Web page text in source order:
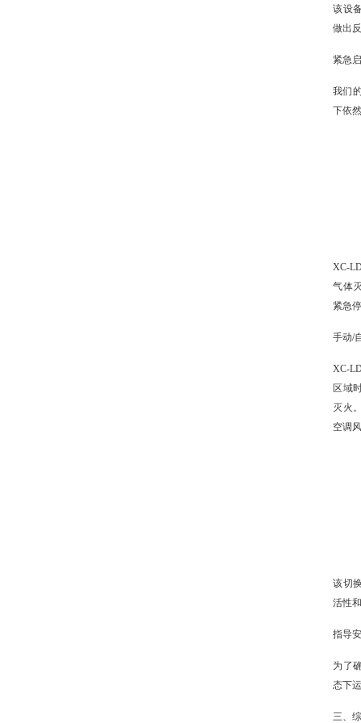
该设
做出反
紧急
我们
下依
XC-
气体
紧急
手动/
XC-
区域
灭火
空调
该切
活性
指导
为了
态下运
三、